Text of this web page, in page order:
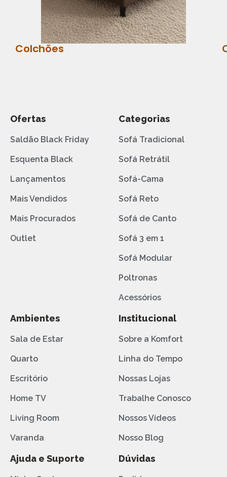
Colchões
Ofertas
Saldão Black Friday
Esquenta Black
Lançamentos
Mais Vendidos
Mais Procurados
Outlet
Categorias
Sofá Tradicional
Sofá Retrátil
Sofá-Cama
Sofá Reto
Sofá de Canto
Sofá 3 em 1
Sofá Modular
Poltronas
Acessórios
Ambientes
Sala de Estar
Quarto
Escritório
Home TV
Living Room
Varanda
Institucional
Sobre a Komfort
Linha do Tempo
Nossas Lojas
Trabalhe Conosco
Nossos Vídeos
Nosso Blog
Ajuda e Suporte Dúvidas